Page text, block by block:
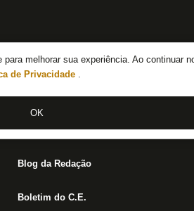
melhorar sua experiência. Ao continuar
de Privacidade .
OK
Notícias do Botafogo
Fórum
Jogos
Blog da Redação
Boletim do C.E.